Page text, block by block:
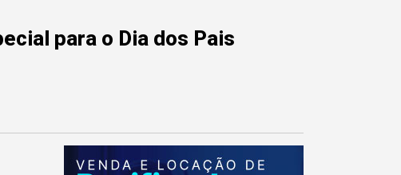
para o Dia dos Pais